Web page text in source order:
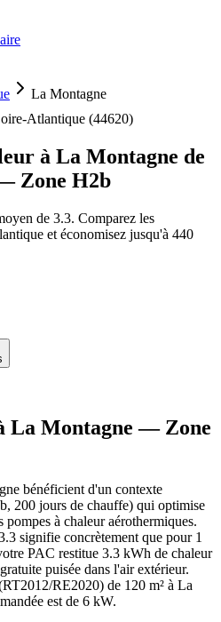
La Montagne
Atlantique (44620)
à La Montagne de
Zone H2b
de 3.3. Comparez les
et économisez jusqu'à 440
La Montagne — Zone
bénéficient d'un contexte
200 jours de chauffe) qui optimise
à chaleur aérothermiques.
signifie concrètement que pour 1
PAC restitue 3.3 kWh de chaleur
puisée dans l'air extérieur.
RE2020) de 120 m² à La
est de 6 kW.